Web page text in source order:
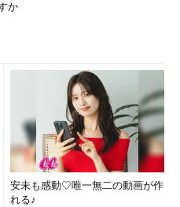
か
安未も感動♡唯一無二の動画が作
れる♪